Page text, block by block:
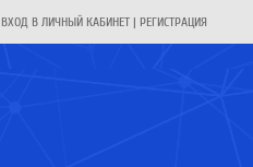
ВХОД В ЛИЧНЫЙ КАБИНЕТ | РЕГИСТРАЦИЯ